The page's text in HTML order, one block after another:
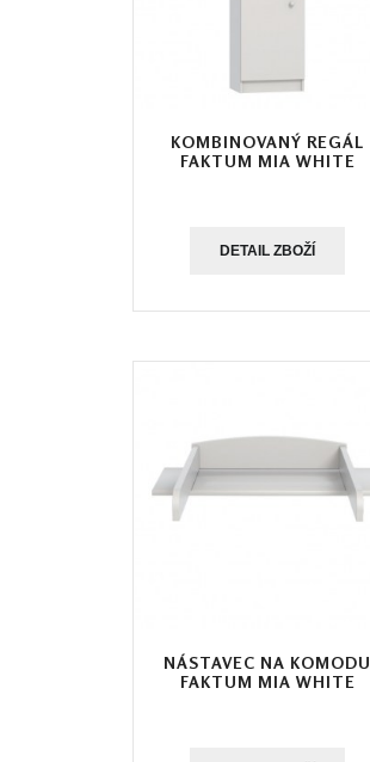
KOMBINOVANÝ REGÁL
FAKTUM MIA WHITE
DETAIL ZBOŽÍ
NÁSTAVEC NA KOMODU
FAKTUM MIA WHITE